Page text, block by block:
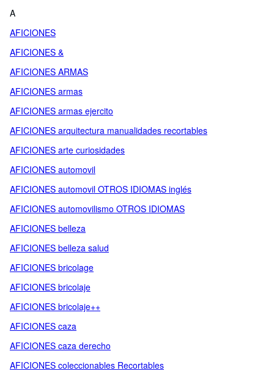
A
AFICIONES
AFICIONES &
AFICIONES ARMAS
AFICIONES armas
AFICIONES armas ejercito
AFICIONES arquitectura manualidades recortables
AFICIONES arte curiosidades
AFICIONES automovil
AFICIONES automovil OTROS IDIOMAS inglés
AFICIONES automovilismo OTROS IDIOMAS
AFICIONES belleza
AFICIONES belleza salud
AFICIONES bricolage
AFICIONES bricolaje
AFICIONES bricolaje++
AFICIONES caza
AFICIONES caza derecho
AFICIONES coleccionables Recortables